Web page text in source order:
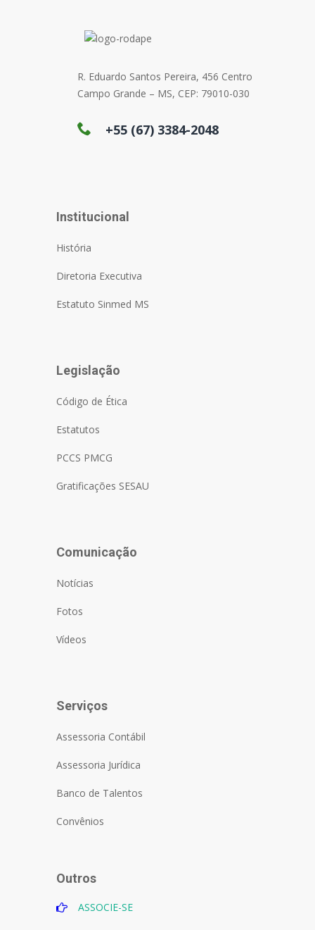
R. Eduardo Santos Pereira, 456 Centro
Campo Grande – MS, CEP: 79010-030
+55 (67) 3384-2048
Institucional
História
Diretoria Executiva
Estatuto Sinmed MS
Legislação
Código de Ética
Estatutos
PCCS PMCG
Gratificações SESAU
Comunicação
Notícias
Fotos
Vídeos
Serviços
Assessoria Contábil
Assessoria Jurídica
Banco de Talentos
Convênios
Outros
ASSOCIE-SE